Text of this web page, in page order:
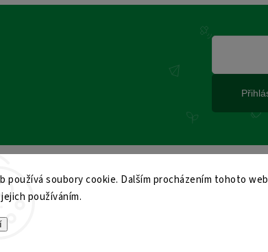
používá soubory cookie. Dalším procházením tohoto
používáním.